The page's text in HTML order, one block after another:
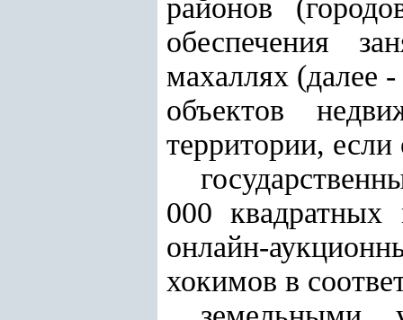
районов
обеспечения
махаллях (далее
объектов
территории,
000
онлайн-
хокимов в